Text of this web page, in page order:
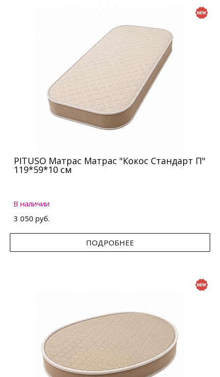
PITUSO Матрас Матрас "Кокос Стандарт П"
119*59*10 см
В наличии
3 050 руб.
ПОДРОБНЕЕ